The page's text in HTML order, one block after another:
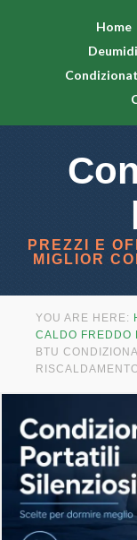
Home
PREZZI E
MIGLIOR
YOU ARE HERE:
CALDO FREDDO
BTU